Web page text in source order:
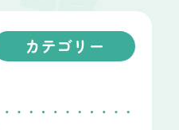
カテゴリー